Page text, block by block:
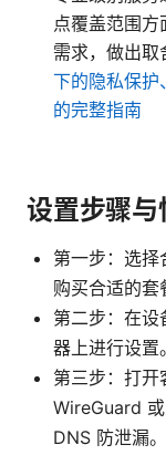
点覆盖范围
需求，做出取
下的隐私保护
的完整指南
设置步骤与
第一步：选
购买合适的套
第二步：在设
器上进行设置。
第三步：打
WireGuard
DNS 防泄漏。